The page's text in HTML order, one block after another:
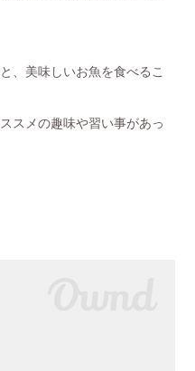
、美味しいお魚を食べるこ
スメの趣味や習い事があっ